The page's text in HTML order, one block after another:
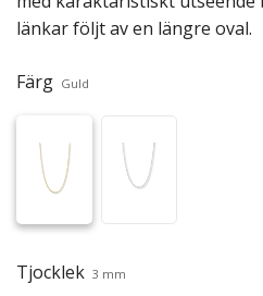
länkar följt av en längre oval.
Färg Guld
Tjocklek 3 mm